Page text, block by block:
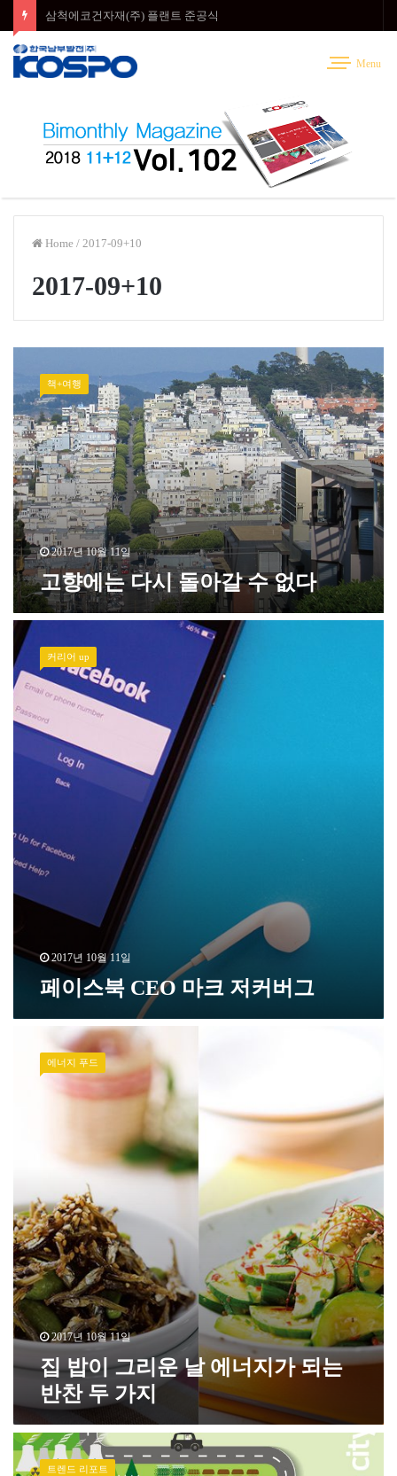
정암풍력 시찰
Menu
Home / 2017-09+10
2017-09+10
책+여행
2017년 10월 11일
고향에는 다시 돌아갈 수 없다
커리어 up
2017년 10월 11일
페이스북 CEO 마크 저커버그
에너지 푸드
2017년 10월 11일
집 밥이 그리운 날 에너지가 되는
반찬 두 가지
트렌드 리포트